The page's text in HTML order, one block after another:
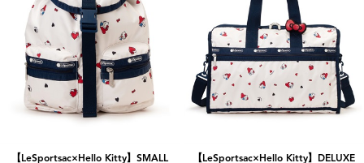
【LeSportsac×Hello Kitty】SMALL
【LeSportsac×Hello Kitty】DELUXE